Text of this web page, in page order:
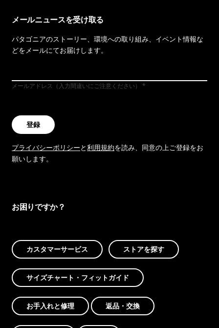
メールニュースを受け取る
パタゴニアのストーリー、環境への取り組み、イベント情報な
どをメールにてお届けします。
メールアドレス（入力間違いにご注意ください）
登録
プライバシーポリシーと利用規約を読み、同意の上ご登録をお
願いします。
お困りですか？
カスタマーサービス ストアを探す
サイズチャート・フィットガイド
お手入れと修理 返品・交換